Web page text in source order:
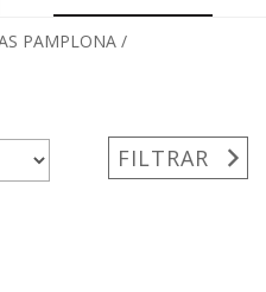
PAMPLONA /
FILTRAR